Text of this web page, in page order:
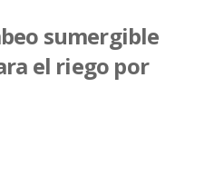
sumergible
el riego por